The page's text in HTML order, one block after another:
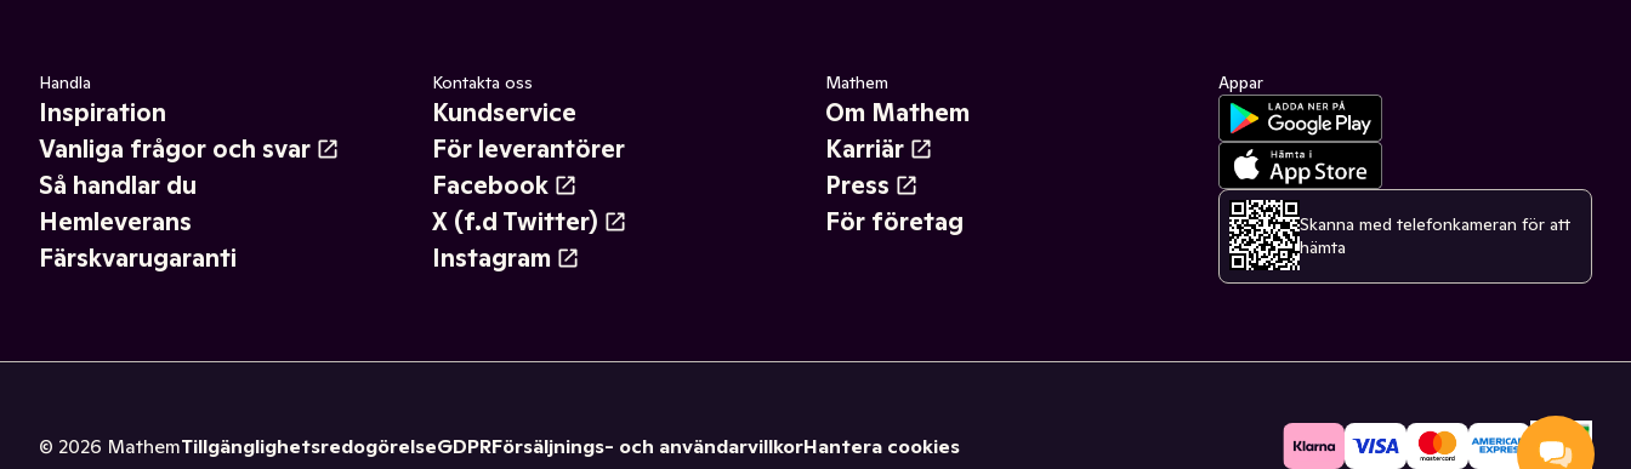
Handla
Inspiration
Vanliga frågor och svar
Så handlar du
Hemleverans
Färskvarugaranti
Kontakta oss
Kundservice
För leverantörer
Facebook
X (f.d Twitter)
Instagram
Mathem
Om Mathem
Karriär
Press
För företag
Appar
Skanna med telefonkameran för att
hämta
© 2026 MathemTillgänglighetsredogörelseGDPRFörsäljnings- och användarvillkorHantera cookies